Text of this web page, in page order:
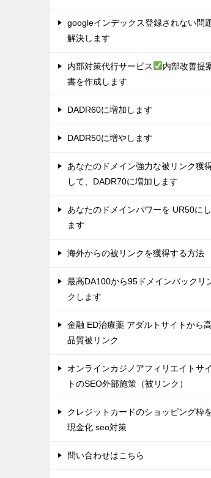
googleインデックス登録されない問
解決します
内部対策代行サービス
内部改善提
書を作成します
DADR60に増加します
DADR50に増やします
あなたのドメイン強力な被リンク獲
して、DADR70に増加します
あなたのドメインパワーを UR50にし
ます
海外からの被リンクを獲得する方法
最高DA100から95ドメインバックリ
クします
金融 ED治療薬 アダルトサイトから高
品質被リンク
オンラインカジノアフィリエイトサイ
トのSEO外部施策（被リンク）
クレジットカードのショッピング枠
現金化 seo対策
問い合わせはこちら